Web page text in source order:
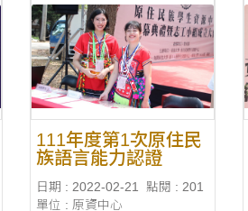
111年度第1次原住民
族語言能力認證
日期 : 2022-02-21
點閱 : 201
單位 : 原資中心